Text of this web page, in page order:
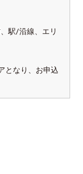
駅/沿線、エリ
となり、お申込